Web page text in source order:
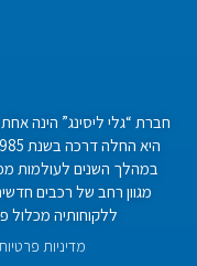
חברת “גלי ליסינג” הינה
במהלך השנים לעולמות
ללקוחותיה מכלול
מדיניות